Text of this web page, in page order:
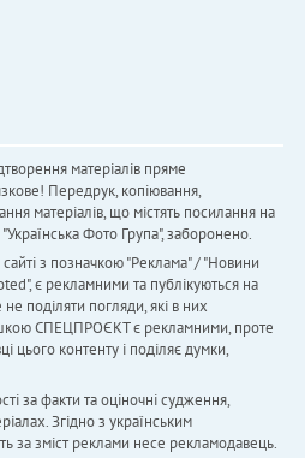
матеріалів пряме
Передрук, копіювання,
матеріалів, що містять посилання на
Фото Група", заборонено.
з позначкою "Реклама" / "Новини
є рекламними та публікуються на
поділяти погляди, які в них
СПЕЦПРОЄКТ є рекламними, проте
цього контенту і поділяє думки,
за факти та оціночні судження,
Згідно з українським
за зміст реклами несе рекламодавець.